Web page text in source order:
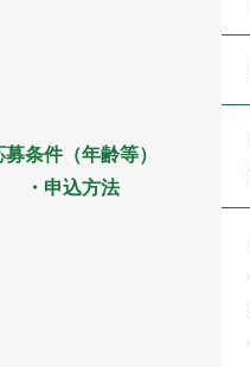
募条件（年齢等）
・申込方法